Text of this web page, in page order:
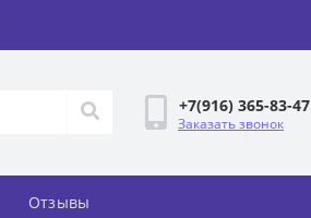
+7(916) 365-83-47
Заказать звонок
Отзывы